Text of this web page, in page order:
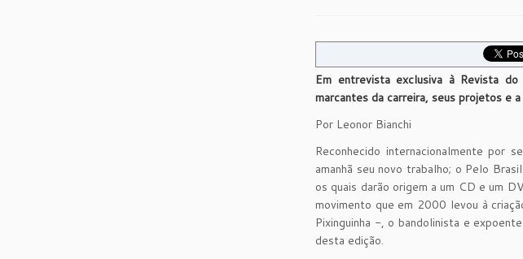
Em entrevista exclusiva à Revista
marcantes da carreira, seus projetos e
Por Leonor Bianchi
Reconhecido internacionalmente por
amanhã seu novo trabalho; o Pelo
os quais darão origem a um CD e um
movimento que em 2000 levou à
Pixinguinha -, o bandolinista e
desta edição.